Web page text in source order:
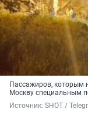
Пассажиров, которым
Москву специальным
Источник: SHOT /